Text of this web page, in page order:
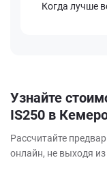
Когда лучше
Узнайте
IS250 в
Рассчитайте
онлайн, не выходя